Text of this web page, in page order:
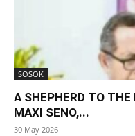
SOSOK
A SHEPHERD TO THE
MAXI SENO,...
30 May 2026